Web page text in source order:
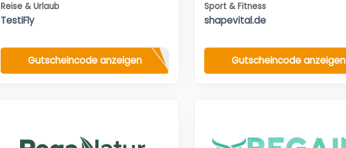
Reise & Urlaub
TestiFly
Gutscheincode anzeigen
Sport & Fitness
shapevital.de
Gutscheincode anzeigen